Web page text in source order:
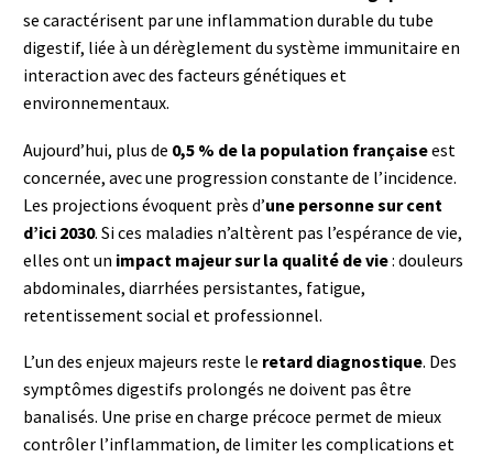
se caractérisent par une inflammation durable du tube
digestif, liée à un dérèglement du système immunitaire en
interaction avec des facteurs génétiques et
environnementaux.
Aujourd’hui, plus de 0,5 % de la population françaiseest
concernée, avec une progression constante de l’incidence.
Les projections évoquent près d’une personne sur cent
d’ici 2030. Si ces maladies n’altèrent pas l’espérance de vie,
elles ont un impact majeur sur la qualité de vie: douleurs
abdominales, diarrhées persistantes, fatigue,
retentissement social et professionnel.
L’un des enjeux majeurs reste le retard diagnostique. Des
symptômes digestifs prolongés ne doivent pas être
banalisés. Une prise en charge précoce permet de mieux
contrôler l’inflammation, de limiter les complications et